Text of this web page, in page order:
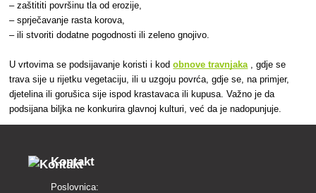
– zaštititi površinu tla od erozije,
– sprječavanje rasta korova,
– ili stvoriti dodatne pogodnosti ili zeleno gnojivo.
U vrtovima se podsijavanje koristi i kodobnove travnjaka , gdje se
trava sije u rijetku vegetaciju, ili u uzgoju povrća, gdje se, na primjer,
djetelina ili gorušica sije ispod krastavaca ili kupusa. Važno je da
podsijana biljka ne konkurira glavnoj kulturi, već da je nadopunjuje.
Kontakt
Poslovnica: